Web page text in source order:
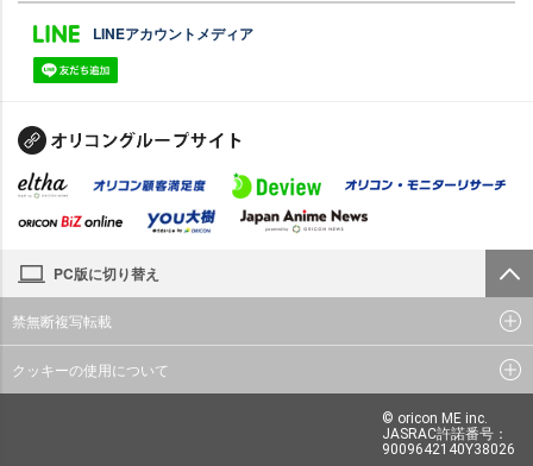
LINEアカウントメディア
PC版に切り替え
禁無断複写転載
クッキーの使用について
© oricon ME inc.
JASRAC許諾番号：
9009642140Y38026